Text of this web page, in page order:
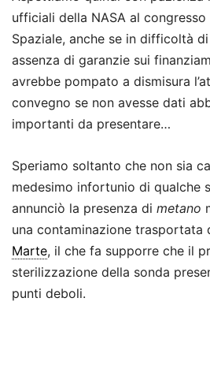
ufficiali della NASA al congresso
Spaziale, anche se in difficoltà
assenza di garanzie sui
avrebbe pompato a dismisura
convegno se non avesse dati
importanti da presentare…
Speriamo soltanto che non sia
medesimo infortunio di qualche
annunciò la presenza di metano
una contaminazione trasportata
Marte, il che fa supporre che il
sterilizzazione della sonda
punti deboli.